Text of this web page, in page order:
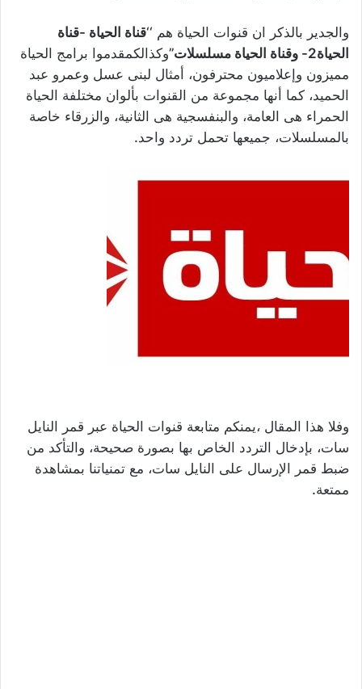
والجدير بالذكر ان قنوات الحياة هم ‘‘قناة الحياة -قناة
الحياة2- وقناة الحياة مسلسلات
’’وكذالكمقدموا برامج الحياة
مميزون وإعلاميون محترفون، أمثال لبنى عسل وعمرو عبد
الحميد، كما أنها مجموعة من القنوات بألوان مختلفة الحياة
الحمراء هى العامة، والبنفسجية هى الثانية، والزرقاء خاصة
بالمسلسلات، جميعها تحمل تردد واحد.
وفلا هذا المقال ،يمنكم متابعة قنوات الحياة عبر قمر النايل
سات، بإدخال التردد الخاص بها بصورة صحيحة، والتأكد من
ضبط قمر الإرسال على النايل سات، مع تمنياتنا بمشاهدة
ممتعة.